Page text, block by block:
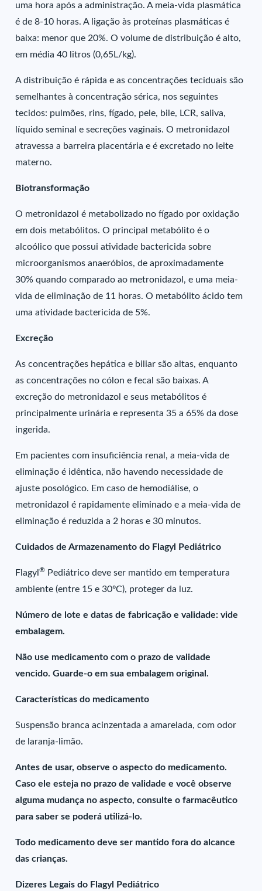
uma hora após a administração. A meia-vida plasmática
é de 8-10 horas. A ligação às proteínas plasmáticas é
baixa: menor que 20%. O volume de distribuição é alto,
em média 40 litros (0,65L/kg).
A distribuição é rápida e as concentrações teciduais são
semelhantes à concentração sérica, nos seguintes
tecidos: pulmões, rins, fígado, pele, bile, LCR, saliva,
líquido seminal e secreções vaginais. O metronidazol
atravessa a barreira placentária e é excretado no leite
materno.
Biotransformação
O metronidazol é metabolizado no fígado por oxidação
em dois metabólitos. O principal metabólito é o
alcoólico que possui atividade bactericida sobre
microorganismos anaeróbios, de aproximadamente
30% quando comparado ao metronidazol, e uma meia-
vida de eliminação de 11 horas. O metabólito ácido tem
uma atividade bactericida de 5%.
Excreção
As concentrações hepática e biliar são altas, enquanto
as concentrações no cólon e fecal são baixas. A
excreção do metronidazol e seus metabólitos é
principalmente urinária e representa 35 a 65% da dose
ingerida.
Em pacientes com insuficiência renal, a meia-vida de
eliminação é idêntica, não havendo necessidade de
ajuste posológico. Em caso de hemodiálise, o
metronidazol é rapidamente eliminado e a meia-vida de
eliminação é reduzida a 2 horas e 30 minutos.
Cuidados de Armazenamento do Flagyl Pediátrico
Flagyl® Pediátrico deve ser mantido em temperatura
ambiente (entre 15 e 30ºC), proteger da luz.
Número de lote e datas de fabricação e validade: vide
embalagem.
Não use medicamento com o prazo de validade
vencido. Guarde-o em sua embalagem original.
Características do medicamento
Suspensão branca acinzentada a amarelada, com odor
de laranja-limão.
Antes de usar, observe o aspecto do medicamento.
Caso ele esteja no prazo de validade e você observe
alguma mudança no aspecto, consulte o farmacêutico
para saber se poderá utilizá-lo.
Todo medicamento deve ser mantido fora do alcance
das crianças.
Dizeres Legais do Flagyl Pediátrico